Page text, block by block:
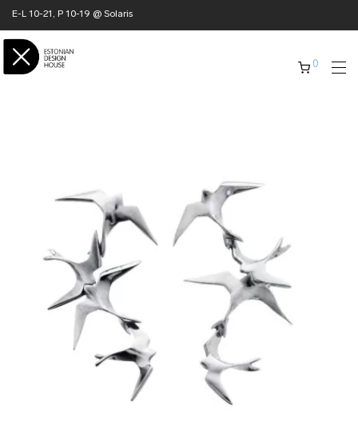
E-L 10-21, P 10-19 @ Solaris
0